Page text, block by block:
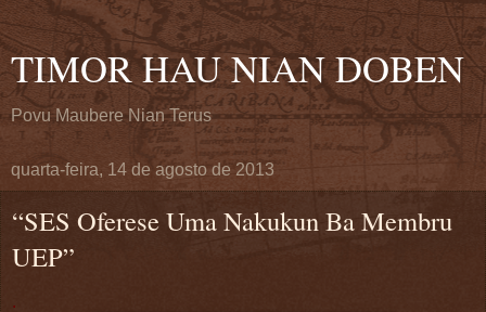
TIMOR HAU NIAN DOBEN
Povu Maubere Nian Terus
quarta-feira, 14 de agosto de 2013
“SES Oferese Uma Nakukun Ba Membru
UEP”
.